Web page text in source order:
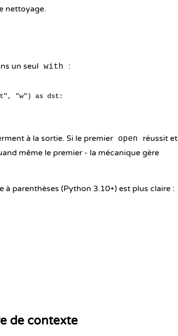
nettoyage.
un seul with :
"w") as dst:
à la sortie. Si le premier open
réussit et
même le premier - la mécanique gère
parenthèses (Python 3.10+) est plus claire :
de contexte